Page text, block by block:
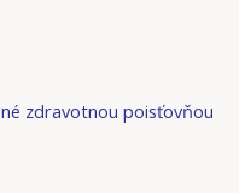
zdravotnou poisťovňou